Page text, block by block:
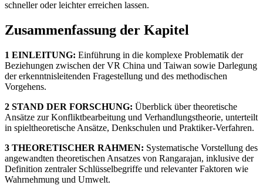
schneller oder leichter erreichen lassen.
Zusammenfassung der Kapitel
1 EINLEITUNG: Einführung in die komplexe Problematik der
Beziehungen zwischen der VR China und Taiwan sowie Darlegung
der erkenntnisleitenden Fragestellung und des methodischen
Vorgehens.
2 STAND DER FORSCHUNG: Überblick über theoretische
Ansätze zur Konfliktbearbeitung und Verhandlungstheorie, unterteilt
in spieltheoretische Ansätze, Denkschulen und Praktiker-Verfahren.
3 THEORETISCHER RAHMEN: Systematische Vorstellung des
angewandten theoretischen Ansatzes von Rangarajan, inklusive der
Definition zentraler Schlüsselbegriffe und relevanter Faktoren wie
Wahrnehmung und Umwelt.